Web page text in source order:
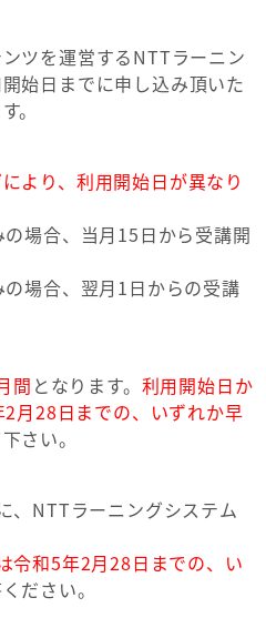
ツを運営するNTTラーニン
始日までに申し込み頂いた
。
より、利用開始日が異なり
場合、当月15日から受講開
場合、翌月1日からの受講
間 となります。 利用開始日か
月28日までの、いずれか早
さい。
、NTTラーニングシステム
令和5年2月28日までの、い
ださい。